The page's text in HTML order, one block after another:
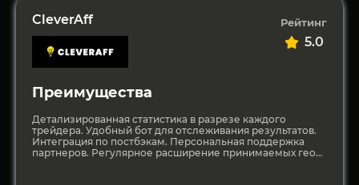
CleverAff Рейтинг
5.0
Преимущества
Детализированная статистика в разрезе каждого
трейдера. Удобный бот для отслеживания результатов.
Интеграция по постбэкам. Персональная поддержка
партнеров. Регулярное расширение принимаемых гео